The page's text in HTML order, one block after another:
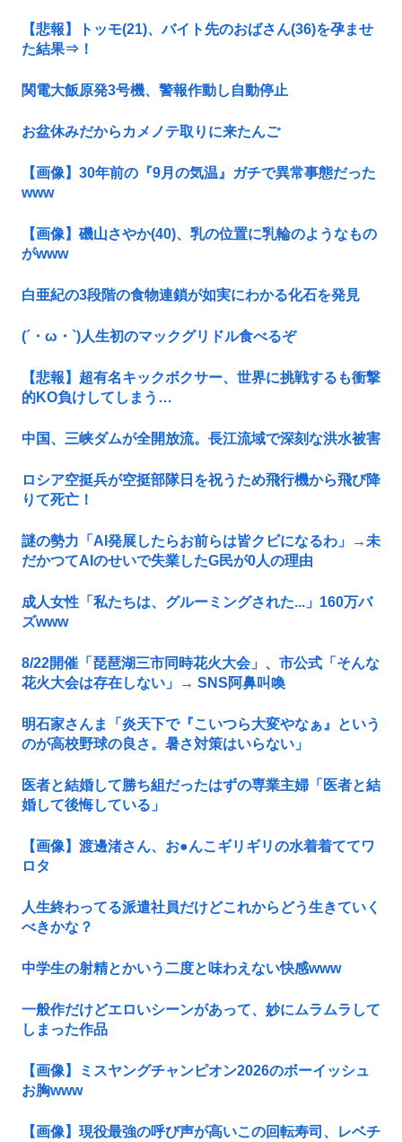
【悲報】トッモ(21)、バイト先のおばさん(36)を孕ませ
た結果⇒！
関電大飯原発3号機、警報作動し自動停止
お盆休みだからカメノテ取りに来たんご
【画像】30年前の『9月の気温』ガチで異常事態だった
www
【画像】磯山さやか(40)、乳の位置に乳輪のようなもの
がwww
白亜紀の3段階の食物連鎖が如実にわかる化石を発見
(´・ω・`)人生初のマックグリドル食べるぞ
【悲報】超有名キックボクサー、世界に挑戦するも衝撃
的KO負けしてしまう…
中国、三峡ダムが全開放流。長江流域で深刻な洪水被害
ロシア空挺兵が空挺部隊日を祝うため飛行機から飛び降
りて死亡！
謎の勢力「AI発展したらお前らは皆クビになるわ」→未
だかつてAIのせいで失業したG民が0人の理由
成人女性「私たちは、グルーミングされた...」160万バ
ズwww
8/22開催「琵琶湖三市同時花火大会」、市公式「そんな
花火大会は存在しない」→ SNS阿鼻叫喚
明石家さんま「炎天下で『こいつら大変やなぁ』という
のが高校野球の良さ。暑さ対策はいらない」
医者と結婚して勝ち組だったはずの専業主婦「医者と結
婚して後悔している」
【画像】渡邊渚さん、お●んこギリギリの水着着ててワ
ロタ
人生終わってる派遣社員だけどこれからどう生きていく
べきかな？
中学生の射精とかいう二度と味わえない快感www
一般作だけどエロいシーンがあって、妙にムラムラして
しまった作品
【画像】ミスヤングチャンピオン2026のボーイッシュ
お胸www
【画像】現役最強の呼び声が高いこの回転寿司、レベチ